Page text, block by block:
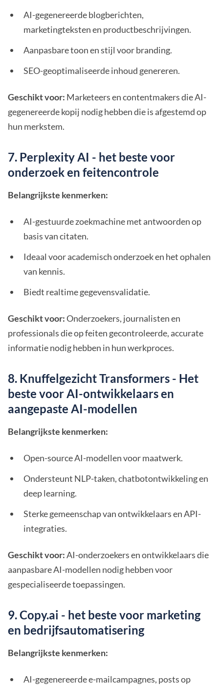
AI-gegenereerde blogberichten,
marketingteksten en productbeschrijvingen.
Aanpasbare toon en stijl voor branding.
SEO-geoptimaliseerde inhoud genereren.
Geschikt voor: Marketeers en contentmakers die AI-
gegenereerde kopij nodig hebben die is afgestemd op
hun merkstem.
7. Perplexity AI - het beste voor
onderzoek en feitencontrole
Belangrijkste kenmerken:
AI-gestuurde zoekmachine met antwoorden op
basis van citaten.
Ideaal voor academisch onderzoek en het ophalen
van kennis.
Biedt realtime gegevensvalidatie.
Geschikt voor:Onderzoekers, journalisten en
professionals die op feiten gecontroleerde, accurate
informatie nodig hebben in hun werkproces.
8. Knuffelgezicht Transformers - Het
beste voor AI-ontwikkelaars en
aangepaste AI-modellen
Belangrijkste kenmerken:
Open-source AI-modellen voor maatwerk.
Ondersteunt NLP-taken, chatbotontwikkeling en
deep learning.
Sterke gemeenschap van ontwikkelaars en API-
integraties.
Geschikt voor:AI-onderzoekers en ontwikkelaars die
aanpasbare AI-modellen nodig hebben voor
gespecialiseerde toepassingen.
9. Copy.ai - het beste voor marketing
en bedrijfsautomatisering
Belangrijkste kenmerken:
AI-gegenereerde e-mailcampagnes, posts op